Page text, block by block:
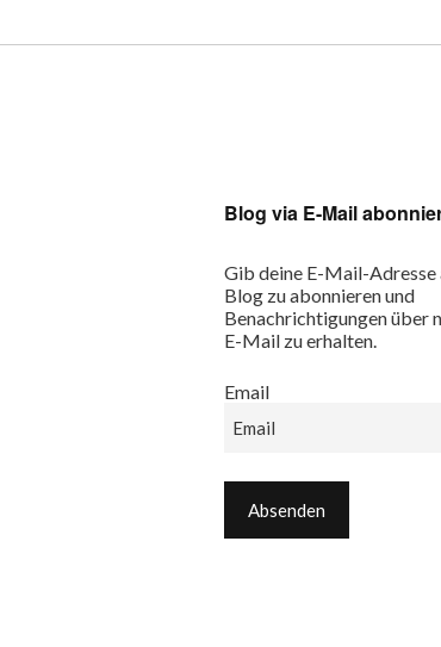
Blog via E-Mail
Gib deine E-Mail-Adresse
Blog zu abonnieren und
Benachrichtigungen über
E-Mail zu erhalten.
Email